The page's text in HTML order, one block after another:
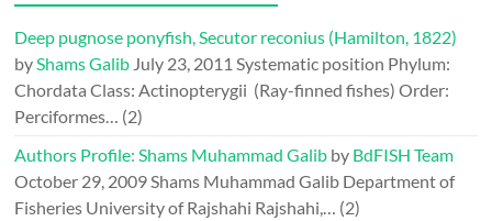
Deep pugnose ponyfish, Secutor reconius (Hamilton, 1822)
byShams Galib July 23, 2011 Systematic position Phylum:
Chordata Class: Actinopterygii (Ray-finned fishes) Order:
Perciformes… (2)
Authors Profile: Shams Muhammad Galib by BdFISH Team
October 29, 2009Shams Muhammad Galib Department of
Fisheries University of Rajshahi Rajshahi,… (2)